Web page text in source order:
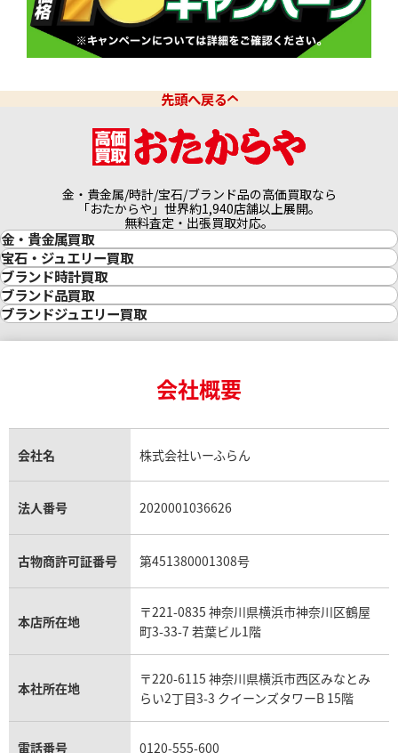
先頭へ戻る
金・貴金属/時計/宝石/ブランド品の高価買取なら
「おたからや」世界約1,940店舗以上展開。
無料査定・出張買取対応。
金・貴金属買取
金買取
金の相場価格情報
金の参考買取価格一覧
インゴット買取
インゴットの相場価格情報
24金買取
金貨買取
貴金属買取
銀・シルバー買取
パラジウム買取
宝石・ジュエリー買取
宝石・ジュエリー買取
ダイヤモンド買取
ダイヤモンド・宝石の参考価格一覧
リング・結婚指輪買取
エメラルド買取
トパーズ買取
タンザナイト買取
パライバトルマリン買取
キャッツアイ買取
ガーネット買取
アクアマリン買取
ブランド時計買取
時計買取
ロレックス買取
ロレックス デイトナ買取
ロレックス サブマリーナー買取
ロレックス エクスプローラー買取
ロレックス デイトジャスト買取
パテック フィリップ買取
パテック フィリップノーチラス買取
ヴァシュロン・コンスタンタン買取
オメガ買取
カルティエ買取
フランク ミュラー買取
リシャール・ミル買取
パネライ買取
チューダー（チュードル）買取
ブランド品買取
ブランド買取
ルイ・ヴィトン買取
ルイ・ヴィトン買取の参考価格一覧
シャネル マトラッセ買取
セリーヌ買取
プラダ買取
ブランドジュエリー買取
ヴァンクリーフ＆アーペル買取
ショーメ買取
ダミアーニ買取
モーブッサン買取
会社概要
会社名 株式会社いーふらん
法人番号 2020001036626
古物商許可証番号 第451380001308号
本店所在地
〒221-0835 神奈川県横浜市神奈川区鶴屋
町3-33-7 若葉ビル1階
本社所在地
〒220-6115 神奈川県横浜市西区みなとみ
らい2丁目3-3 クイーンズタワーB 15階
電話番号 0120-555-600